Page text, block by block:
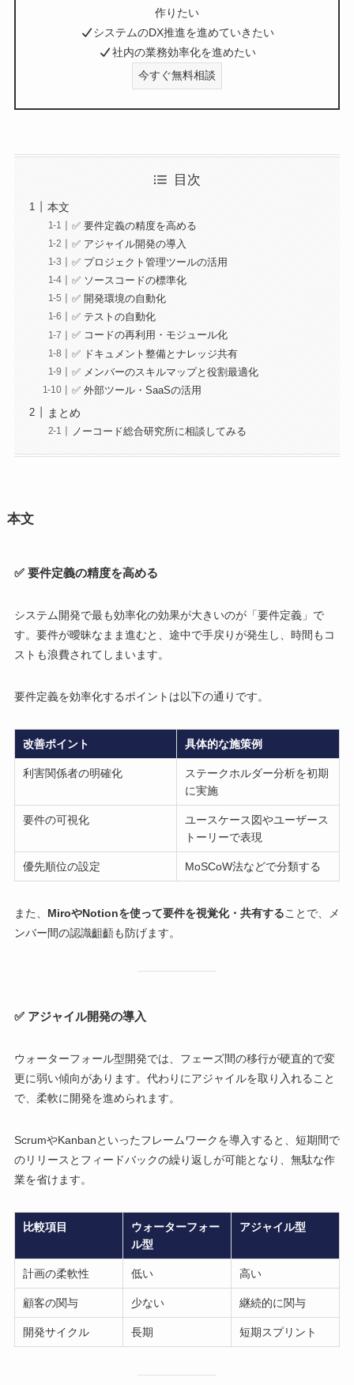
作りたい
システムのDX推進を進めていきたい
社内の業務効率化を進めたい
今すぐ無料相談
目次
本文
✅ 要件定義の精度を高める
✅ アジャイル開発の導入
✅ プロジェクト管理ツールの活用
✅ ソースコードの標準化
✅ 開発環境の自動化
✅ テストの自動化
✅ コードの再利用・モジュール化
✅ ドキュメント整備とナレッジ共有
✅ メンバーのスキルマップと役割最適化
✅ 外部ツール・SaaSの活用
まとめ
ノーコード総合研究所に相談してみる
本文
✅ 要件定義の精度を高める
システム開発で最も効率化の効果が大きいのが「要件定義」で
す。要件が曖昧なまま進むと、途中で手戻りが発生し、時間もコ
ストも浪費されてしまいます。
要件定義を効率化するポイントは以下の通りです。
改善ポイント 具体的な施策例
利害関係者の明確化
ステークホルダー分析を初期
に実施
要件の可視化
ユースケース図やユーザース
トーリーで表現
優先順位の設定 MoSCoW法などで分類する
また、 MiroやNotionを使って要件を視覚化・共有することで、メ
ンバー間の認識齟齬も防げます。
✅ アジャイル開発の導入
ウォーターフォール型開発では、フェーズ間の移行が硬直的で変
更に弱い傾向があります。代わりにアジャイルを取り入れること
で、柔軟に開発を進められます。
ScrumやKanbanといったフレームワークを導入すると、短期間で
のリリースとフィードバックの繰り返しが可能となり、無駄な作
業を省けます。
比較項目
ウォーターフォー
ル型
アジャイル型
計画の柔軟性 低い 高い
顧客の関与 少ない 継続的に関与
開発サイクル 長期 短期スプリント